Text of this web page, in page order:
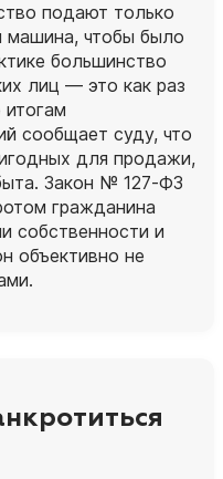
подают только
машина, чтобы было
большинство
лиц — это как раз
сообщает суду, что
для продажи,
Закон № 127‑ФЗ
гражданина
собственности и
объективно не